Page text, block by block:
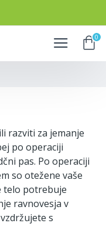
0
razviti za jemanje
po operaciji
pas. Po operaciji
so otežene vaše
telo potrebuje
ravnovesja v
s